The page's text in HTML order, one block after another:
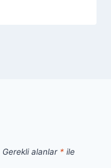
Gerekli alanlar * ile